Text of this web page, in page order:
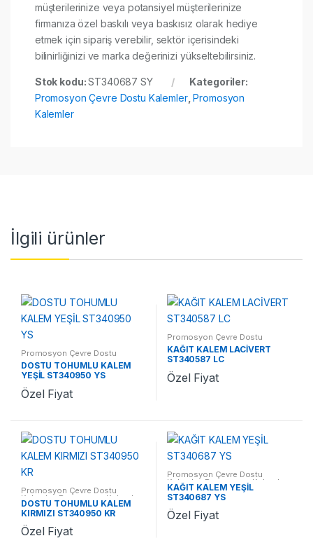
müşterilerinize veya potansiyel müşterilerinize
firmanıza özel baskılı veya baskısız olarak hediye
etmek için sipariş verebilir, sektör içerisindeki
bilinirliğinizi ve marka değerinizi yükseltebilirsiniz.
Stok kodu:ST340687 SY
Kategoriler:
Promosyon Çevre Dostu Kalemler,Promosyon
Kalemler
İlgili ürünler
Promosyon Çevre Dostu
Kalemler,Promosyon Kalemler
DOSTU TOHUMLU KALEM
YEŞİL ST340950 YS
Özel Fiyat
Promosyon Çevre Dostu
Kalemler, Promosyon Kalemler
KAĞIT KALEM LACİVERT
ST340587 LC
Özel Fiyat
Promosyon Çevre Dostu
Kalemler ,Promosyon Kalemler
DOSTU TOHUMLU KALEM
KIRMIZI ST340950 KR
Özel Fiyat
Promosyon Çevre Dostu
Kalemler, Promosyon Kalemler
KAĞIT KALEM YEŞİL
ST340687 YS
Özel Fiyat